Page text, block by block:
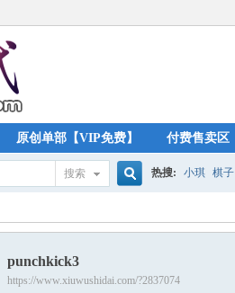
原创单部【VIP免费】 付费售卖区
搜索
索
热搜: 小琪 棋子
punchkick3
https://www.xiuwushidai.com/?2837074